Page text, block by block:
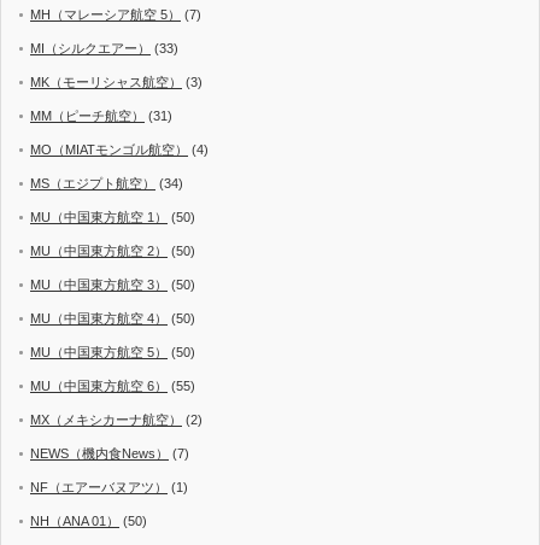
MH（マレーシア航空 5） (7)
MI（シルクエアー） (33)
MK（モーリシャス航空） (3)
MM（ピーチ航空） (31)
MO（MIATモンゴル航空） (4)
MS（エジプト航空） (34)
MU（中国東方航空 1） (50)
MU（中国東方航空 2） (50)
MU（中国東方航空 3） (50)
MU（中国東方航空 4） (50)
MU（中国東方航空 5） (50)
MU（中国東方航空 6） (55)
MX（メキシカーナ航空） (2)
NEWS（機内食News） (7)
NF（エアーバヌアツ） (1)
NH（ANA 01） (50)